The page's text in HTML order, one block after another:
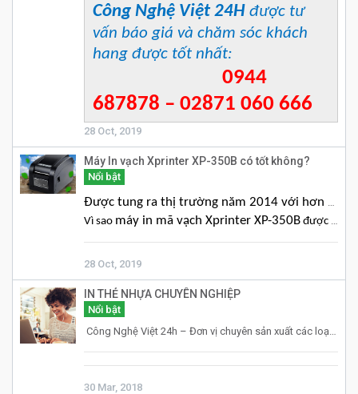
Công Nghệ Việt 24H được tư
vấn báo giá và chăm sóc khách
hang được tốt nhất:
0944
687878 – 02871 060 666
28 Oct, 2019
Máy In vạch Xprinter XP-350B có tốt không?
Nổi bật
Vì sao máy in mã vạch Xprinter XP-350B được nhiều khách hàng tin tưởng và nó có thực sự tốt?
28 Oct, 2019
IN THẺ NHỰA CHUYÊN NGHIỆP
Nổi bật
30 Mar, 2018